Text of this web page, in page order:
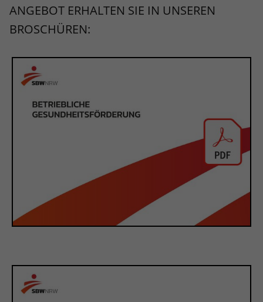
ANGEBOT ERHALTEN SIE IN UNSEREN
BROSCHÜREN: